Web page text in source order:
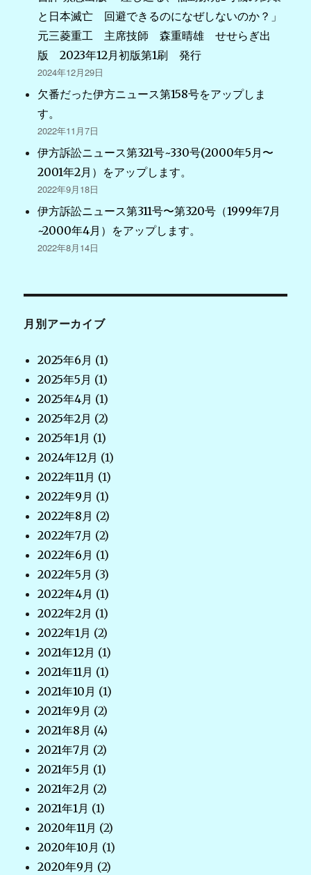
と日本滅亡 回避できるのになぜしないのか？」
元三菱重工 主席技師 森重晴雄 せせらぎ出
版 2023年12月初版第1刷 発行
2024年12月29日
欠番だった伊方ニュース第158号をアップしま
す。
2022年11月7日
伊方訴訟ニュース第321号~330号(2000年5月〜
2001年2月）をアップします。
2022年9月18日
伊方訴訟ニュース第311号〜第320号（1999年7月
~2000年4月）をアップします。
2022年8月14日
月別アーカイブ
2025年6月 (1)
2025年5月 (1)
2025年4月 (1)
2025年2月 (2)
2025年1月 (1)
2024年12月 (1)
2022年11月 (1)
2022年9月 (1)
2022年8月 (2)
2022年7月 (2)
2022年6月 (1)
2022年5月 (3)
2022年4月 (1)
2022年2月 (1)
2022年1月 (2)
2021年12月 (1)
2021年11月 (1)
2021年10月 (1)
2021年9月 (2)
2021年8月 (4)
2021年7月 (2)
2021年5月 (1)
2021年2月 (2)
2021年1月 (1)
2020年11月 (2)
2020年10月 (1)
2020年9月 (2)